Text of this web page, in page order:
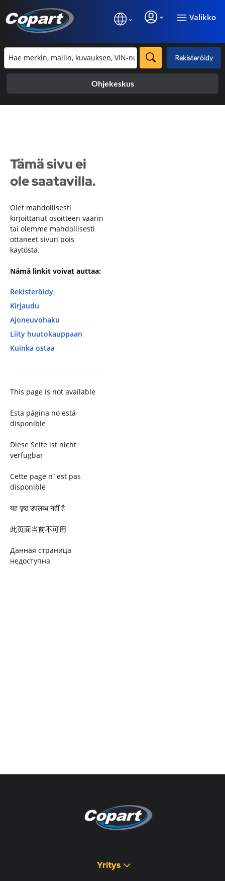
Valikko
Rekisteröidy
Ohjekeskus
Tämä sivu ei
ole saatavilla.
Olet mahdollisesti
kirjoittanut osoitteen väärin
tai olemme mahdollisesti
ottaneet sivun pois
käytöstä.
Nämä linkit voivat auttaa:
Rekisteröidy
Kirjaudu
Ajoneuvohaku
Liity huutokauppaan
Kuinka ostaa
This page is not available
Esta página no está
disponible
Diese Seite ist nicht
verfügbar
Cette page n´est pas
disponible
यह पृष्ठ उपलब्ध नहीं है
此页面当前不可用
Данная страница
недоступна
Yritys